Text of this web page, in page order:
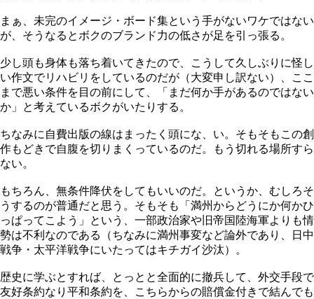
まぁ、未完のイメージ・ボード集という手がないワケではない
が、そうなるとボクのブランド力の低さが足を引っ張る。
少し頭も身体も落ち着いてきたので、こうして久しぶりに怪し
い作文でリハビリをしているのだが（大変申し訳ない）、ここ
まで悪い条件を目の前にして、「まだ何か手があるのではない
か」と考えているボクがいたりする。
ちなみに自費出版の線はまったく頭にな、い。そもそもこの創
作もどきで自腹を切りまくっているのだ。もう切れる場所すら
ない。
もちろん、無条件降伏をしてもいいのだ。というか、むしろそ
うするのが普通だと思う。そもそも「満州からどうにか何かひ
っぱってこよう」という、一部政治家や旧帝国陸海軍よりも情
勢は不利なのである（ちなみに満州事変など論外であり、日中
戦争・太平洋戦争にいたってはキチガイ沙汰）。
歴史に学ぶとすれば、とっとと全面的に撤兵して、外交手段で
友好条約なり平和条約を、こちらからの賠償金付きで結んでも